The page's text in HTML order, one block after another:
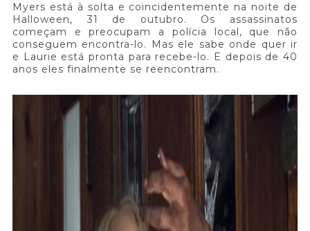
Myers está à solta e coincidentemente na noite de
Halloween, 31 de outubro. Os assassinatos
começam e preocupam a polícia local, que não
conseguem encontra-lo. Mas ele sabe onde quer ir
e Laurie está pronta para recebe-lo. E depois de 40
anos eles finalmente se reencontram.